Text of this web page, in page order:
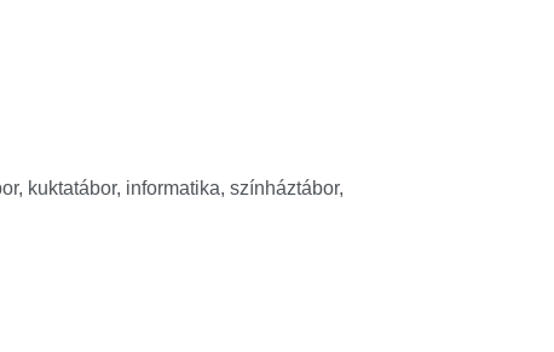
kuktatábor, informatika, színháztábor,